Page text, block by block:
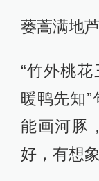
蒌蒿满地
“竹外桃花
暖鸭先知
能画河豚
好，有想象